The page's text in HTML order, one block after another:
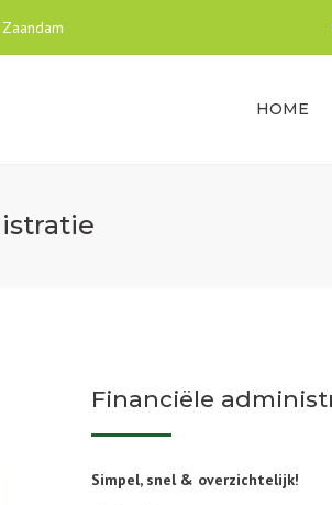
HOME
Financiële
Simpel, snel & overzichtelijk!